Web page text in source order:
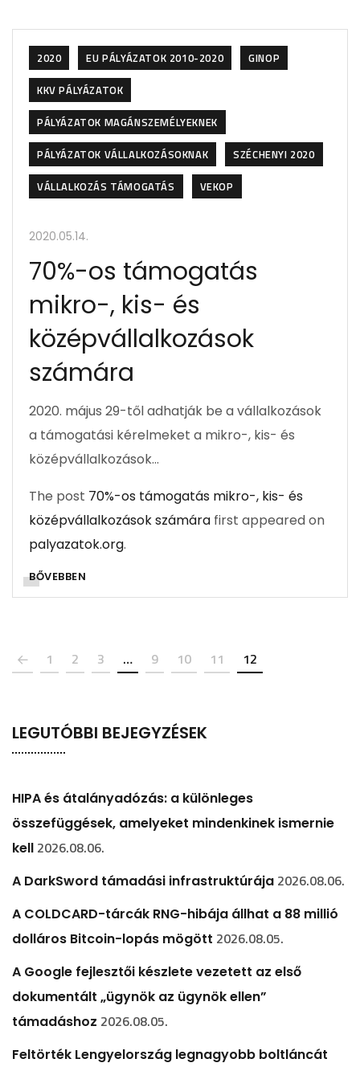
2020 EU PÁLYÁZATOK 2010-2020
GINOP
KKV PÁLYÁZATOK
PÁLYÁZATOK MAGÁNSZEMÉLYEKNEK
PÁLYÁZATOK VÁLLALKOZÁSOKNAK
SZÉCHENYI 2020
VÁLLALKOZÁS TÁMOGATÁS
VEKOP
2020.05.14.
70%-os támogatás
mikro-, kis- és
középvállalkozások
számára
2020. május 29-től adhatják be a vállalkozások
a támogatási kérelmeket a mikro-, kis- és
középvállalkozások…
The post 70%-os támogatás mikro-, kis- és
középvállalkozások számára first appeared on
palyazatok.org.
BŐVEBBEN
1 2 3 … 9 10 11 12
LEGUTÓBBI BEJEGYZÉSEK
HIPA és átalányadózás: a különleges
összefüggések, amelyeket mindenkinek ismernie
kell 2026.08.06.
A DarkSword támadási infrastruktúrája 2026.08.06.
A COLDCARD-tárcák RNG-hibája állhat a 88 millió
dolláros Bitcoin-lopás mögött 2026.08.05.
A Google fejlesztői készlete vezetett az első
dokumentált „ügynök az ügynök ellen”
támadáshoz 2026.08.05.
Feltörték Lengyelország legnagyobb boltláncát